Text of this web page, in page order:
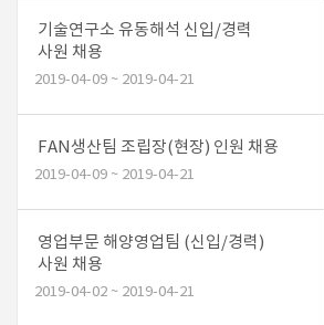
기술연구소 유동해석 신입/경력
사원 채용
2019-04-09 ~ 2019-04-21
FAN생산팀 조립장(현장) 인원 채용
2019-04-09 ~ 2019-04-21
영업부문 해양영업팀 (신입/경력)
사원 채용
2019-04-02 ~ 2019-04-21